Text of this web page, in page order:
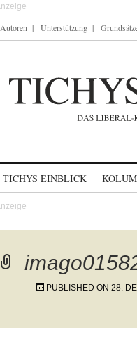
Autoren Unterstützung
TICHYS EINBLICK
PUBLISHED ON 28.